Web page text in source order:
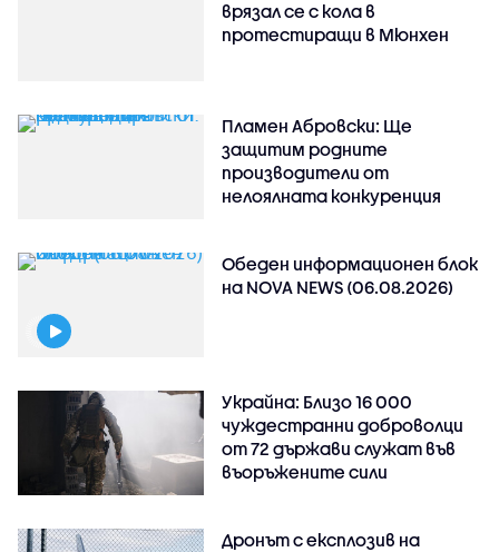
врязал се с кола в
протестиращи в Мюнхен
Пламен Абровски: Ще
защитим родните
производители от
нелоялната конкуренция
Обеден информационен блок
на NOVA NEWS (06.08.2026)
Украйна: Близо 16 000
чуждестранни доброволци
от 72 държави служат във
въоръжените сили
Дронът с експлозив на